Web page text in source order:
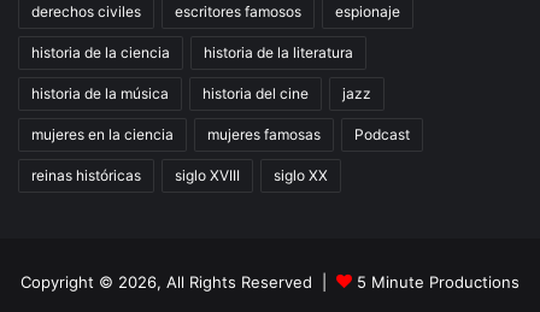
derechos civiles escritores famosos espionaje
historia de la ciencia historia de la literatura
historia de la música historia del cine jazz
mujeres en la ciencia mujeres famosas Podcast
reinas históricas siglo XVIII siglo XX
Copyright © 2026, All Rights Reserved |
5 Minute Productions